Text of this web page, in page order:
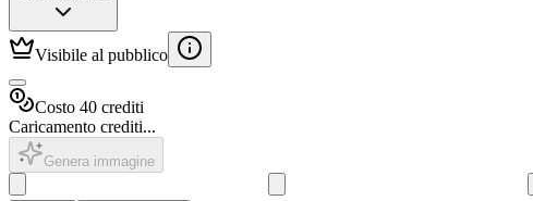
Visibile al pubblico
Costo 40 crediti
Caricamento crediti...
Genera immagine